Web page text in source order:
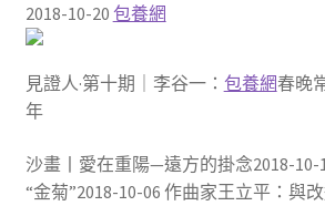
2018-10-20 包養網
見證人·第十期｜李谷一： 包養網春晚
年
沙畫丨愛在重陽—遠方的掛念2018-10-
“金菊”2018-10-06 作曲家王立平：與